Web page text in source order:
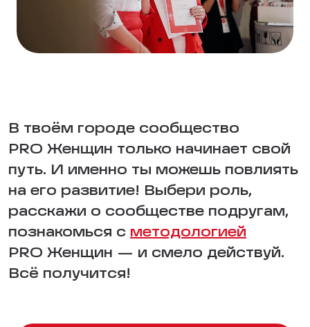
В твоём городе сообщество
PRO Женщин только начинает свой
путь. И именно ты можешь повлиять
на его развитие! Выбери роль,
расскажи о сообществе подругам,
познакомься с методологией
PRO Женщин — и смело действуй.
Всё получится!